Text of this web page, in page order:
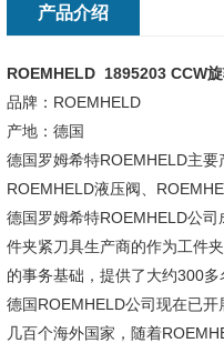
产品介绍
ROEMHELD 1895203 CCW
品牌：ROEMHELD
产地：德国
德国罗姆希特ROEMHELD主要
ROEMHELD液压阀、
德国罗姆希特ROEMHELD公
件夹紧刀具生产商的作为工件
的事务基础，提供了大约300多
德国ROEMHELD公司现在已
几百个海外国家，随着